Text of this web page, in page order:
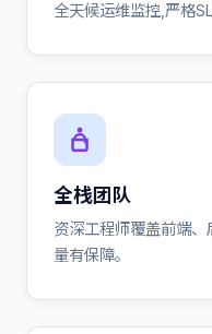
全天候运维监控,严格
全栈团队
资深工程师覆盖前端
量有保障。